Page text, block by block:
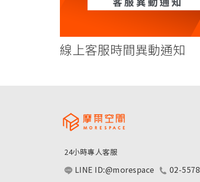
線上客服時間異動通知
24小時專人客服
LINE ID:@morespace 02-